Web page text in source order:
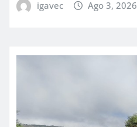
igavec Ago 3, 2026